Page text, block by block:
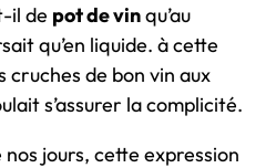
il de pot de vinqu’au
qu’en liquide. à cette
de bon vin aux
s’assurer la complicité.
nos jours, cette expression